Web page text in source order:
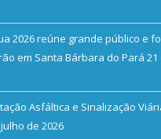
2026 reúne grande público e
em Santa Bárbara do Pará 21
Asfáltica e Sinalização
de 2026